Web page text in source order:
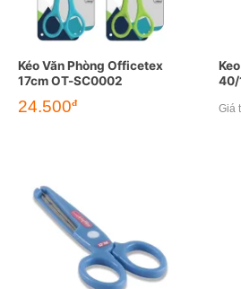
Kéo Văn Phòng Officetex
17cm OT-SC0002
24.500đ
40/
Giá